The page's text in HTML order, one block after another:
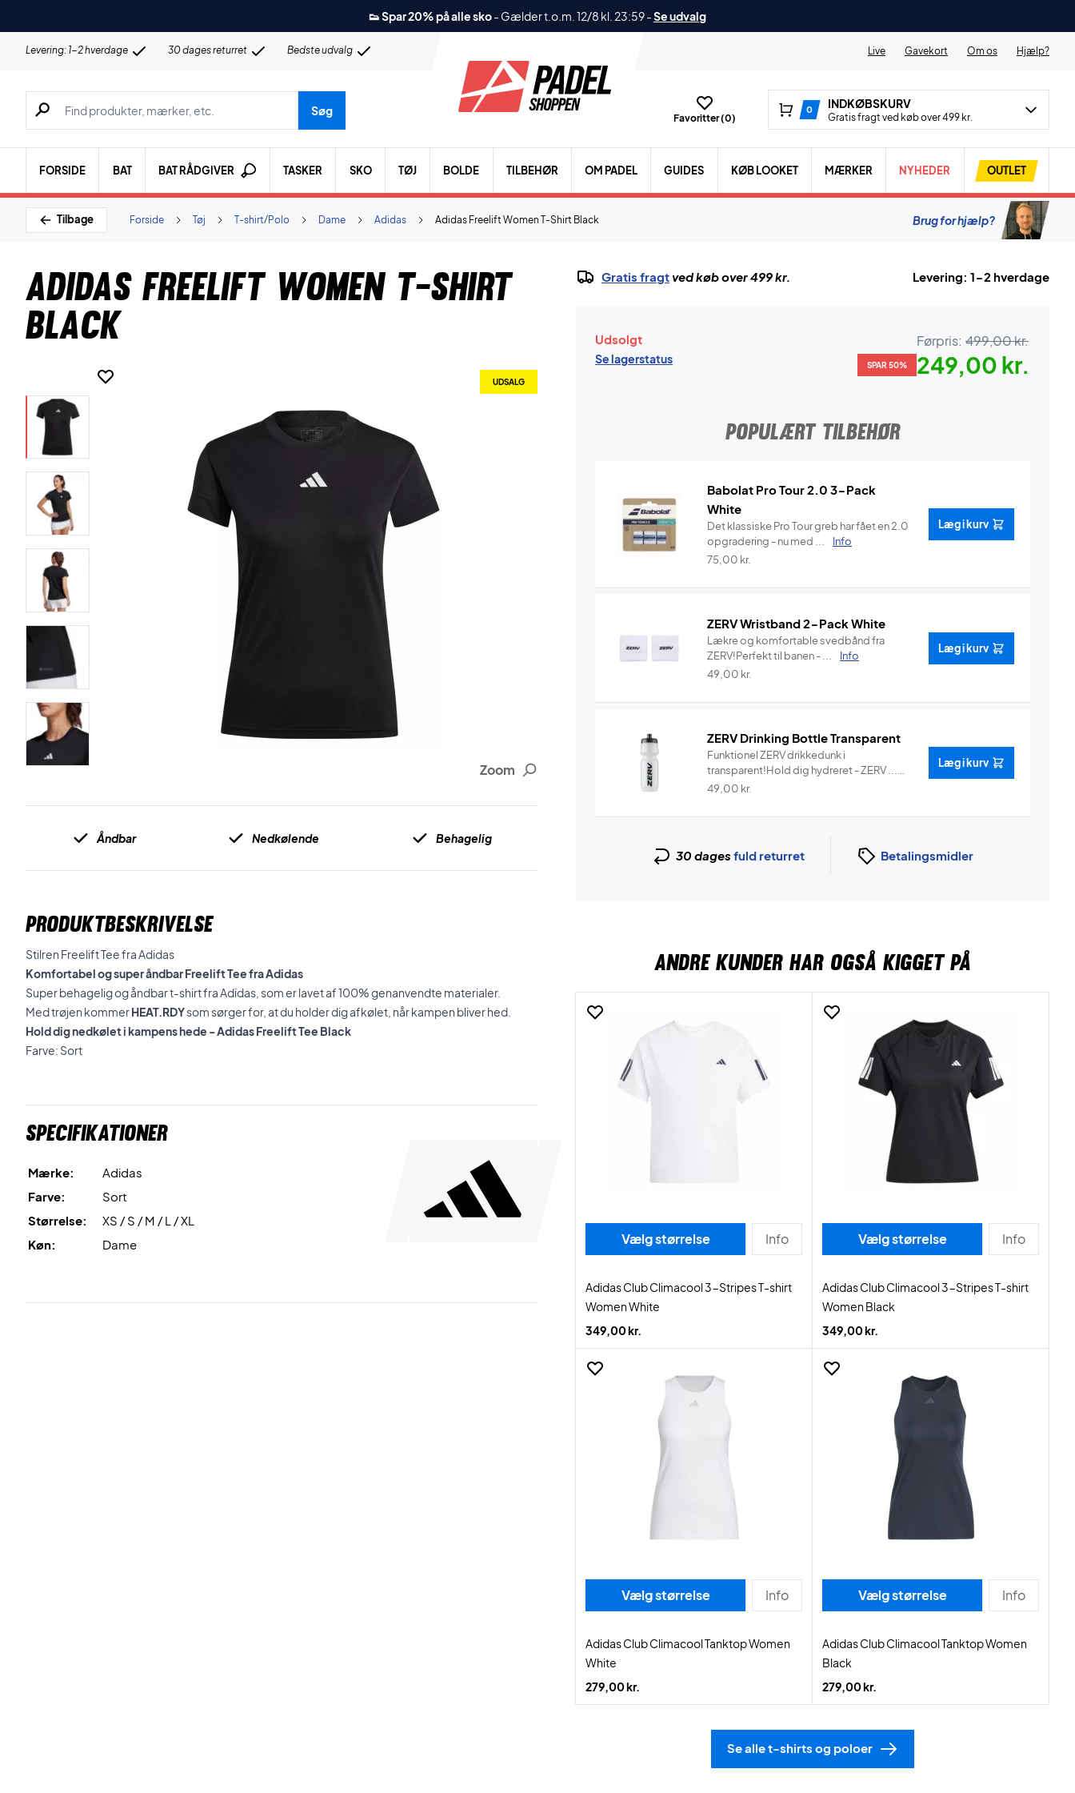
👟 Spar 20% på alle sko- Gælder t.o.m. 12/8 kl. 23:59-Se udvalg
Levering: 1-2 hverdage 30 dages returret Bedste udvalg Live Gavekort Om os Hjælp?
Søg efter produkter, mærker etc.
Søg
Favoritter (0)
0 INDKØBSKURV
Gratis fragt ved køb over 499 kr.
FORSIDE BAT BAT RÅDGIVER TASKER SKO TØJ BOLDE TILBEHØR OM PADEL GUIDES KØB LOOKET MÆRKER NYHEDER OUTLET
Tilbage Adidas Freelift Women T-Shirt Black
Adidas
Dame
T-shirt/Polo
Tøj
Forside Brug for hjælp?
Adidas Freelift Women T-Shirt
Black
Zoom
UDSALG
Åndbar Nedkølende Behagelig
PRODUKTBESKRIVELSE
Stilren Freelift Tee fra Adidas
Komfortabel og super åndbar Freelift Tee fra Adidas
Super behagelig og åndbar t-shirt fra Adidas, som er lavet af 100% genanvendte materialer.
Med trøjen kommerHEAT.RDYsom sørger for, at du holder dig afkølet, når kampen bliver hed.
Hold dig nedkølet i kampens hede - Adidas Freelift Tee Black
Farve: Sort
Specifikationer
Mærke:
Adidas
Farve:
Sort
Størrelse:
XS / S / M / L / XL
Køn:
Dame
Gratis fragtved køb over 499 kr. Levering: 1-2 hverdage
Udsolgt
Se lagerstatus
Førpris: 499,00 kr.
SPAR 50% 249,00 kr.
POPULÆRT TILBEHØR
Babolat Pro Tour 2.0 3-Pack
White
Det klassiske Pro Tour greb har fået en 2.0
opgradering - nu med ...
Info
75,00 kr.
Læg i kurv
ZERV Wristband 2-Pack White
Lækre og komfortable svedbånd fra
ZERV!Perfekt til banen - ...
Info
49,00 kr.
Læg i kurv
ZERV Drinking Bottle Transparent
Funktionel ZERV drikkedunk i
transparent!Hold dig hydreret - ZERV ...
Info
49,00 kr.
Læg i kurv
30 dages fuld returret Betalingsmidler
ANDRE KUNDER HAR OGSÅ KIGGET PÅ
Vælg størrelse Info
Adidas Club Climacool 3-Stripes T-shirt
Women White
349,00 kr.
Vælg størrelse Info
Adidas Club Climacool 3-Stripes T-shirt
Women Black
349,00 kr.
Vælg størrelse Info
Adidas Club Climacool Tanktop Women
White
279,00 kr.
Vælg størrelse Info
Adidas Club Climacool Tanktop Women
Black
279,00 kr.
Se alle t-shirts og poloer